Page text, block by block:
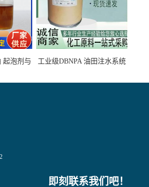
起泡剂与
工业级DBNPA 油田注水系统
即刻联系我们吧！